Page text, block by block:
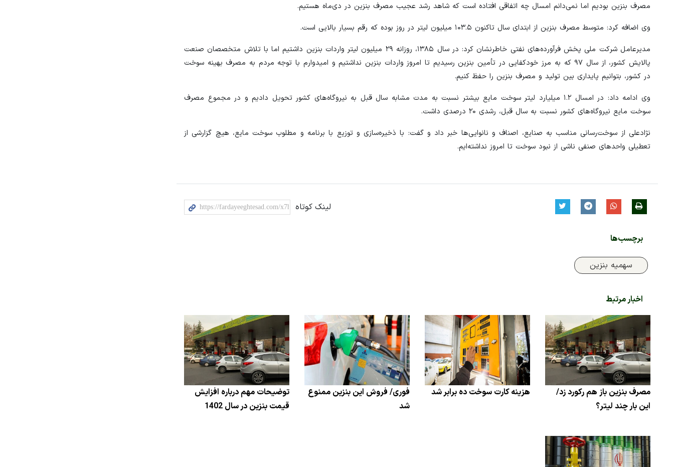
مصرف بنزین بودیم اما نمی‌دانم امسال چه اتفاقی افتاده است که شاهد رشد عجیب مصرف بنزین در دی‌ماه هستیم.
وی اضافه کرد: متوسط مصرف بنزین از ابتدای سال تاکنون ۱۰۳.۵ میلیون لیتر در روز بوده که رقم بسیار بالایی است.
مدیرعامل شرکت ملی پخش فرآورده‌های نفتی خاطرنشان کرد: در سال ۱۳۸۵، روزانه ۲۹ میلیون لیتر واردات بنزین داشتیم اما با تلاش متخصصان صنعت
پالایش کشور، از سال ۹۷ که به مرز خودکفایی در تأمین بنزین رسیدیم تا امروز واردات بنزین نداشتیم و امیدوارم با توجه مردم به مصرف بهینه سوخت
در کشور، بتوانیم پایداری بین تولید و مصرف بنزین را حفظ کنیم.
وی ادامه داد: در امسال ۱.۲ میلیارد لیتر سوخت مایع بیشتر نسبت به مدت مشابه سال قبل به نیروگاه‌های کشور تحویل دادیم و در مجموع مصرف
سوخت مایع نیروگاه‌های کشور نسبت به سال قبل، رشدی ۲۰ درصدی داشت.
نژادعلی از سوخت‌رسانی مناسب به صنایع، اصناف و نانوایی‌ها خبر داد و گفت: با ذخیره‌سازی و توزیع با برنامه و مطلوب سوخت مایع، هیچ گزارشی از
تعطیلی واحدهای صنفی ناشی از نبود سوخت تا امروز نداشته‌ایم.
لینک کوتاه
برچسب‌ها
سهمیه بنزین
اخبار مرتبط
مصرف بنزین باز هم رکورد زد/
این بار چند لیتر؟
هزینه کارت سوخت ده برابر شد
فوری/ فروش این بنزین ممنوع
شد
توضیحات مهم درباره افزایش
قیمت بنزین در سال 1402